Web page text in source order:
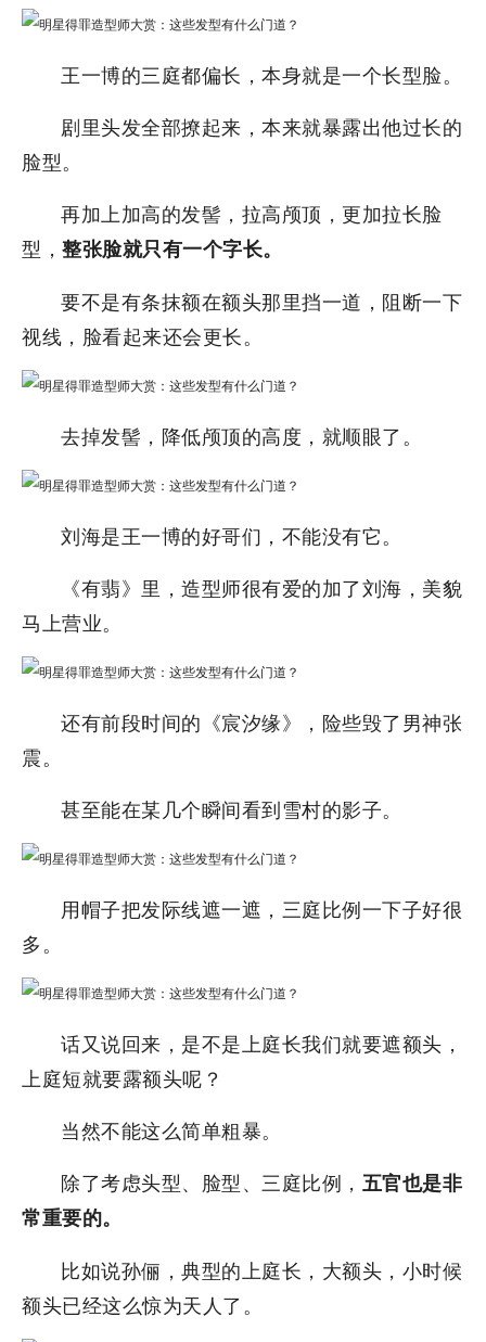
王一博的三庭都偏长，本身就是一个长型脸。
剧里头发全部撩起来，本来就暴露出他过长的
脸型。
再加上加高的发髻，拉高颅顶，更加拉长脸
型， 整张脸就只有一个字长。
要不是有条抹额在额头那里挡一道，阻断一下
视线，脸看起来还会更长。
去掉发髻，降低颅顶的高度，就顺眼了。
刘海是王一博的好哥们，不能没有它。
《有翡》里，造型师很有爱的加了刘海，美貌
马上营业。
还有前段时间的《宸汐缘》，险些毁了男神张
震。
甚至能在某几个瞬间看到雪村的影子。
用帽子把发际线遮一遮，三庭比例一下子好很
多。
话又说回来，是不是上庭长我们就要遮额头，
上庭短就要露额头呢？
当然不能这么简单粗暴。
除了考虑头型、脸型、三庭比例， 五官也是非
常重要的。
比如说孙俪，典型的上庭长，大额头，小时候
额头已经这么惊为天人了。